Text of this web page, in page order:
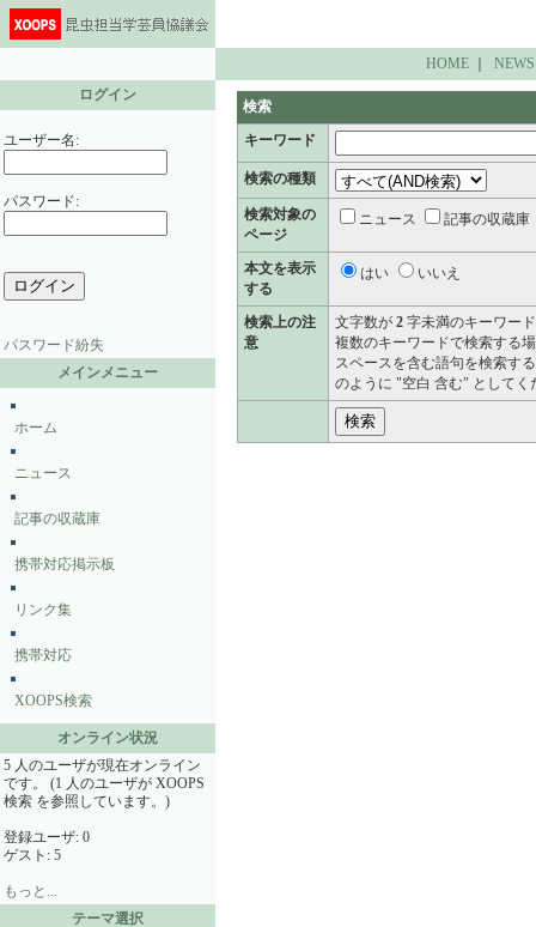
HOME｜ NEWS
ログイン
ユーザー名:
パスワード:
パスワード紛失
メインメニュー
ホーム
ニュース
記事の収蔵庫
携帯対応掲示板
リンク集
携帯対応
XOOPS検索
オンライン状況
5 人のユーザが現在オンライン
です。 (1 人のユーザが XOOPS
検索 を参照しています。)
登録ユーザ: 0
ゲスト: 5
もっと...
テーマ選択
検索
キーワード
検索の種類
検索対象の
ページ
ニュース 記事の収蔵庫
本文を表示
する
はい いいえ
検索上の注
意
文字数が 2 字未満のキーワー
複数のキーワードで検索する
スペースを含む語句を検索す
のように "空白 含む" としてく